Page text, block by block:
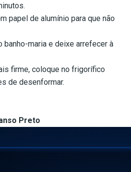
papel de alumínio para que não
banho-maria e deixe arrefecer à
firme, coloque no frigorífico
de desenformar.
Preto